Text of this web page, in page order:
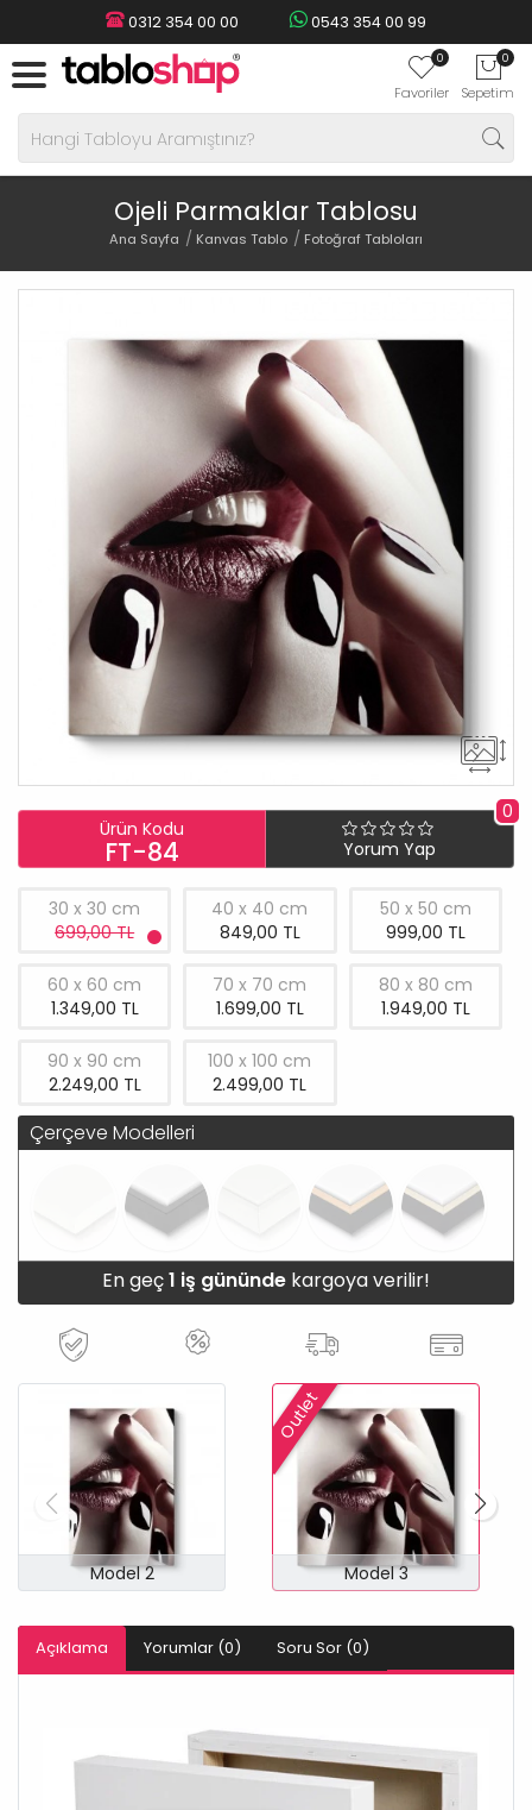
0312 354 00 00 0543 354 00 99
0
Favoriler
0
Sepetim
Ojeli Parmaklar Tablosu
Ana Sayfa Kanvas Tablo Fotoğraf Tabloları
Ürün Kodu
FT-84
0
Yorum Yap
30 x 30 cm
699,00 TL
40 x 40 cm
849,00 TL
50 x 50 cm
999,00 TL
60 x 60 cm
1.349,00 TL
70 x 70 cm
1.699,00 TL
80 x 80 cm
1.949,00 TL
90 x 90 cm
2.249,00 TL
100 x 100 cm
2.499,00 TL
Çerçeve Modelleri
En geç1 iş gününde kargoya verilir!
Model 2 Model 3
Outlet
Açıklama Yorumlar (0) Soru Sor (0)